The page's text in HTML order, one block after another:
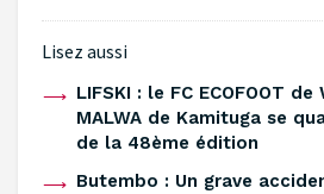
Lisez aussi
‎LIFSKI : le FC ECOFOOT
MALWA de Kamituga se
de la 48ème édition ‎
‎Butembo : Un grave